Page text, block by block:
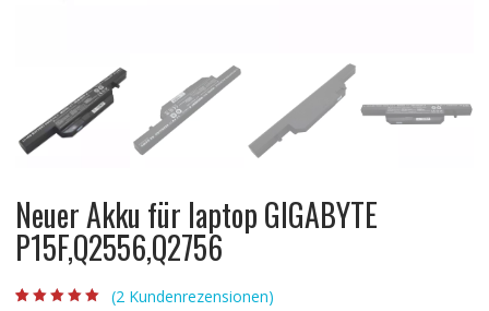
Neuer Akku für laptop GIGABYTE
P15F,Q2556,Q2756
(2 Kundenrezensionen)